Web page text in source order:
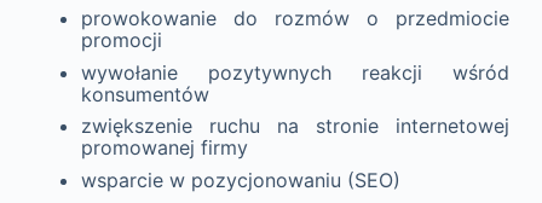
prowokowanie do rozmów o przedmiocie
promocji
wywołanie pozytywnych reakcji wśród
konsumentów
zwiększenie ruchu na stronie internetowej
promowanej firmy
wsparcie w pozycjonowaniu (SEO)